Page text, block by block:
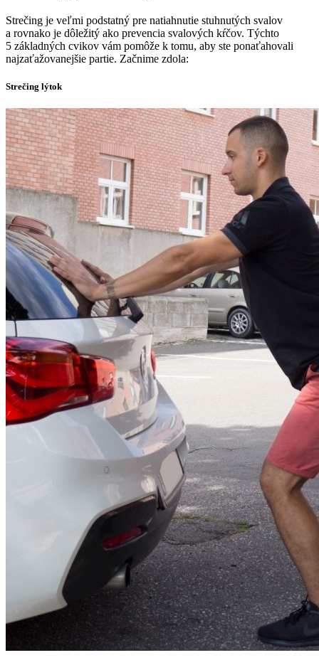
Strečing je veľmi podstatný pre natiahnutie stuhnutých svalov
a rovnako je dôležitý ako prevencia svalových kŕčov. Týchto
5 základných cvikov vám pomôže k tomu, aby ste ponaťahovali
najzaťažovanejšie partie. Začnime zdola:
Strečing lýtok